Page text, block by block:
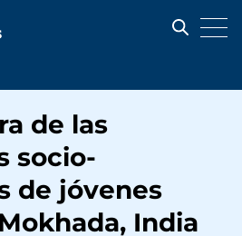
de las
socio-
de jóvenes
India